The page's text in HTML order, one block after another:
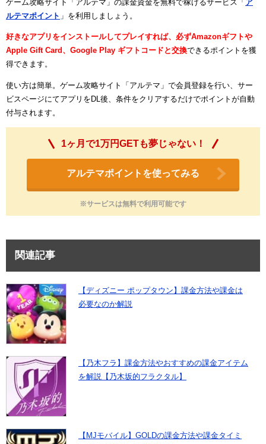
ゲーム攻略サイト「アルテマ」の課金資金を無料で稼げるサービス「 ア
ルテマポイント 」を利用しましょう。
好きなアプリをインストールしてプレイすれば、必ずAmazonギフトや
Apple Gift Card、Google Play ギフトコードと交換できるポイントを獲
得できます。
使い方は簡単。ゲーム攻略サイト「アルテマ」で会員登録を行い、サー
ビスページにてアプリをDL後、条件をクリアするだけでポイントが自動
付与されます。
1ヶ月で1万円GETも夢じゃない！
アルテマポイントを使ってみる
※サービスは無料で利用可能です
関連記事
【ディズニー ポップタウン】課金方法や課金は
必要なのか解説
【乃木フラ】課金方法やおすすめの課金アイテム
を解説【乃木坂的フラクタル】
【MJモバイル】GOLDの課金方法や課金タイミ